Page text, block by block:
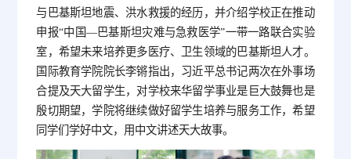
与巴基斯坦地震、洪水救援的经历，并介绍学校正在推动
申报“中国—巴基斯坦灾难与急救医学”一带一路联合实验
室，希望未来培养更多医疗、卫生领域的巴基斯坦人才。
国际教育学院院长李锵指出，习近平总书记两次在外事场
合提及天大留学生，对学校来华留学事业是巨大鼓舞也是
殷切期望，学院将继续做好留学生培养与服务工作，希望
同学们学好中文，用中文讲述天大故事。